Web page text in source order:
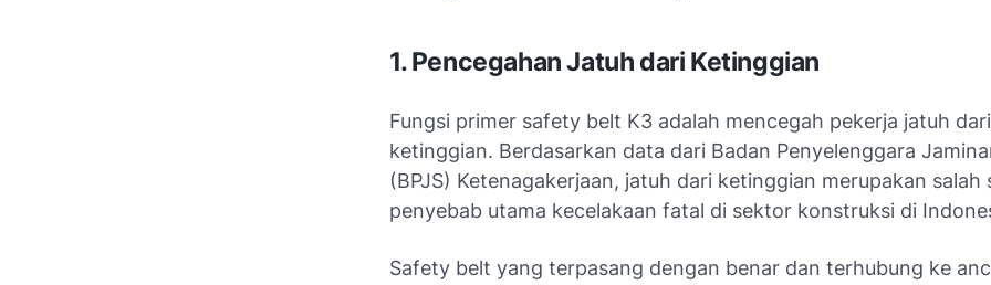
1. Pencegahan Jatuh dari Ketinggian
Fungsi primer safety belt K3 adalah mencegah pekerja jatuh dari
ketinggian. Berdasarkan data dari Badan Penyelenggara
(BPJS) Ketenagakerjaan, jatuh dari ketinggian merupakan salah
penyebab utama kecelakaan fatal di sektor konstruksi di
Safety belt yang terpasang dengan benar dan terhubung ke